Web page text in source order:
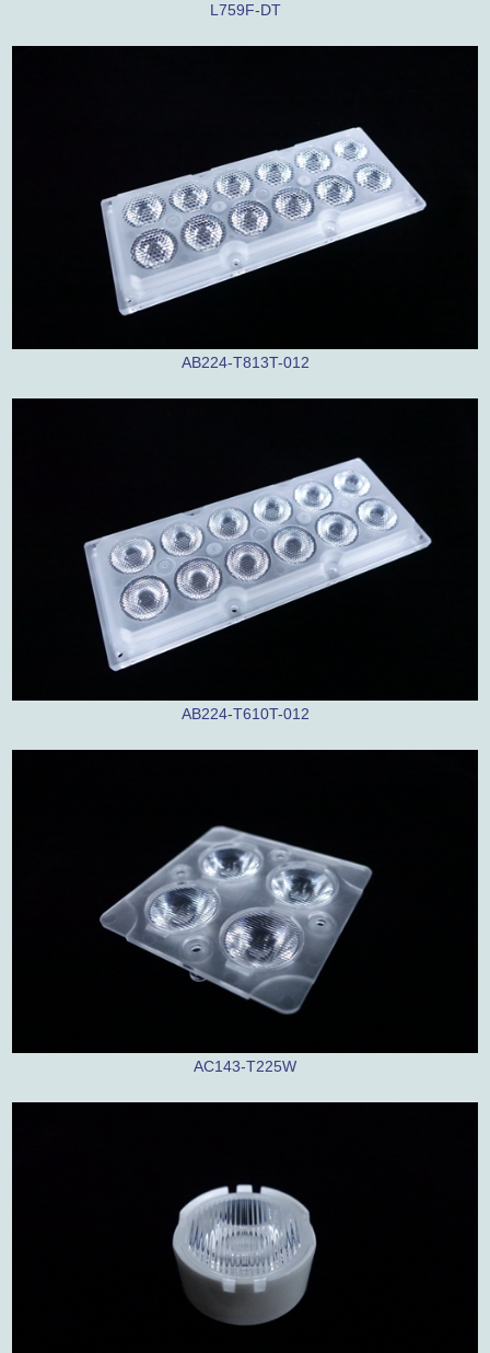
L759F-DT
AB224-T813T-012
AB224-T610T-012
AC143-T225W